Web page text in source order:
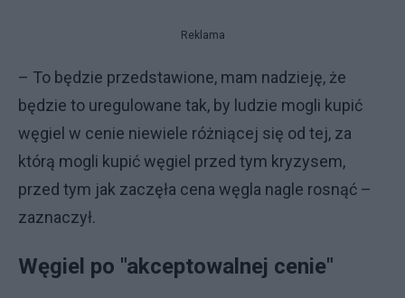
Reklama
– To będzie przedstawione, mam nadzieję, że
będzie to uregulowane tak, by ludzie mogli kupić
węgiel w cenie niewiele różniącej się od tej, za
którą mogli kupić węgiel przed tym kryzysem,
przed tym jak zaczęła cena węgla nagle rosnąć –
zaznaczył.
Węgiel po "akceptowalnej cenie"